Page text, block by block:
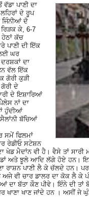
ਪਾਣੀ ਦਾ
ਦੇ ਰੂਪ
ਜਿੰਨੀਆਂ ਦੋ
ਕੇ, 6-7
ਕੱਚ
ਪਾਣੀ ਦੀ ਇੱਕ
ਲਈ ਘਰ
ਦਾ
ਵੱਲ ਇੱਕ
ਗੋਰੀ ਕੁੜੀ
ਦੇ
ਦੇ ਇਸ਼ਾਰਿਆਂ
ਨਾਂ ਦਾ
ਹੁੰਦੀਆਂ
ਬੱਚਿਆਂ
ਸਮੇਂ ਫਿਲਮਾਂ
ਰੇਡੀਓ ਸਟੇਸ਼ਨ
ਮੈਦਾਂਨ ਵੀ ਹੈ। ਵੈਸੇ ਤਾਂ
ਅਤੇ ਝੂਲੇ ਆਦਿ ਲੱਗੇ ਹੋਏ ਹਨ।
ਪਾਣੀ ਲੈ ਕੇ ਚੱਲਦੇ ਹਨ।
ਵੀ ਚਾਰ ਡਾਲਰ ਦਾ ਕੋਕ ਲੈ ਕੇ
ਬੱਤਾ ਕੌਣ ਪੀਵੇ। ਇੰਨੇ ਦੀ ਤਾਂ
ਖਾਣ ਜਾਂਦੇ ਹਨ । ਅਸੀਂ ਜੇ